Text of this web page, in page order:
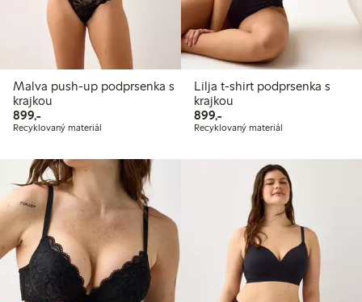
Malva push-up podprsenka s
krajkou
899,-899,00 Kč
Recyklovaný materiál
Lilja t-shirt podprsenka s
krajkou
899,-899,00 Kč
Recyklovaný materiál